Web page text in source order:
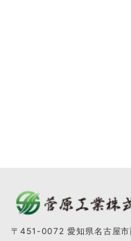
〒451-0072 愛知県名古屋